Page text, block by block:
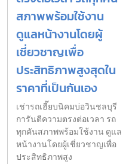
สภาพพร้อมใช้งาน
ดูแลหน้างานโดยผู้
เชี่ยวชาญเพื่อ
ประสิทธิภาพสูงสุดใน
ราคาที่เป็นกันเอง
เช่ารถเฮี๊ยบนิคมบ่อวินชลบุรี
การันตีความตรงต่อเวลา รถ
ทุกคันสภาพพร้อมใช้งาน ดูแล
หน้างานโดยผู้เชี่ยวชาญเพื่อ
ประสิทธิภาพสูง